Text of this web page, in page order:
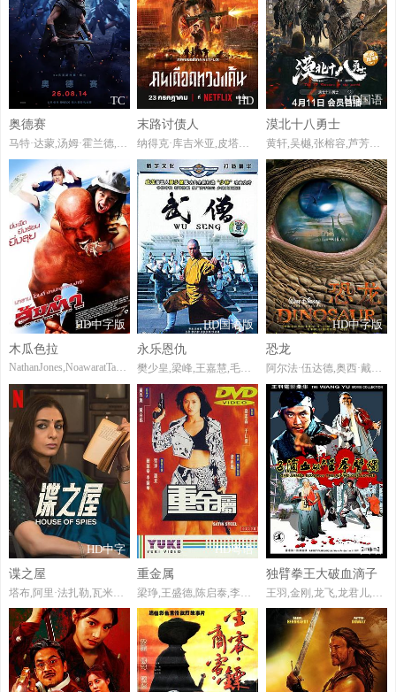
TC
奥德赛
马特·达蒙,汤姆·霍兰德,安妮·海瑟薇,罗伯特·帕丁森,查理兹·塞隆,赞达亚,米娅·高斯,露皮塔·尼永奥,艾利奥特·佩吉,乔·博恩瑟,本·萨弗迪,萨曼莎·莫顿,约翰·雷吉扎莫,比尔·欧文,希米什·帕特尔,李威尹,科里·霍金斯,尼克·塔拉贝,吉米·冈萨雷斯,杰西·加西亚,柯斯莫·贾维斯,瑞恩·赫斯特,特拉维斯·斯科特
HD
末路讨债人
纳得克·库吉米亚,皮塔亚·萨丘安,ChaiwatThongsaeng
HD国语
漠北十八勇士
黄轩,吴樾,张榕容,芦芳生,王圣迪,蒋奇明,杭程宇,淳于珊珊,周小川,从瑞麟,刘亭作,桑茗胜,刘恩佳,程怡,蒋毅
HD中字版
木瓜色拉
NathanJones,NoawaratTacharathanaprasert
HD国语版
永乐恩仇
樊少皇,梁峰,王嘉慧,毛志强,袁文霆,林威,刘永,徐才根,徐小龙
HD中字版
恐龙
阿尔法·伍达德,奥西·戴维斯,马克斯·凯塞拉,海顿·潘妮蒂尔,D·B·斯威尼,朱丽安娜·玛格丽丝,琼·普莱怀特,戴拉·里斯,马特·阿德勒,SandinaBailo-Lape,EdieLehmann,ZacharyBostrom,凯茜·卡瓦蒂妮,霍利·多夫,GregFinley,达兰·诺里斯,切尔茜·拉索,埃文•萨巴拉,亚伦·斯潘,约翰·沃尔卡特,CamilleWinbush,比利·维斯特,比尔·法玛尔
HD中字
谍之屋
HD粤语
重金属
DVD国语
独臂拳王大破血滴子